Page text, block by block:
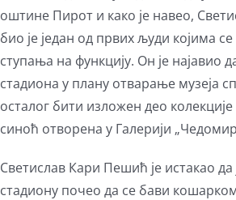
оштине Пирот и како је навео,
био је један од првих људи којима
ступања на функцију. Он је најавио
стадиона у плану отварање музеја
осталог бити изложен део колекције
синоћ отворена у Галерији
Светислав Кари Пешић је истакао
стадиону почео да се бави кошарком